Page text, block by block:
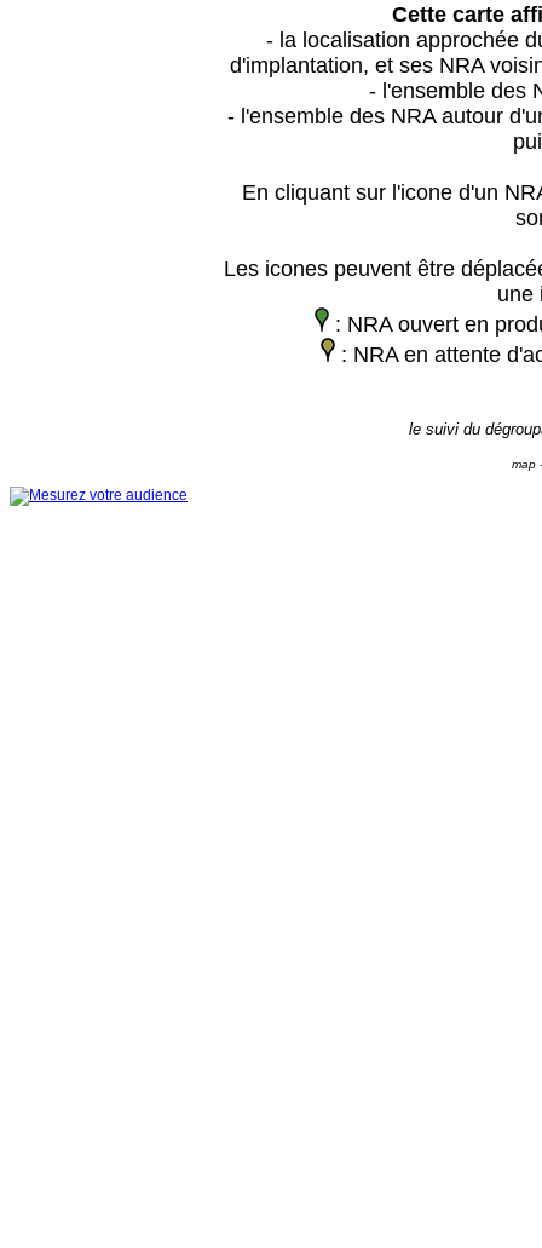
Cette carte
- la localisation approchée
d'implantation, et ses NRA
- l'ensemble des
- l'ensemble des NRA autour
En cliquant sur l'icone d'un
Les icones peuvent être
une
: NRA ouvert en
: NRA en attente
le suivi du
map